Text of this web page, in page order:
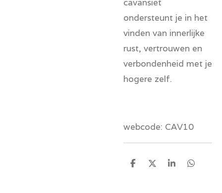
cavansiet
ondersteunt je in het
vinden van innerlijke
rust, vertrouwen en
verbondenheid met je
hogere zelf.
webcode: CAV10
D
D
S
D